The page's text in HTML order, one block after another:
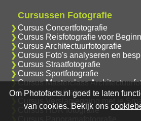
Cursussen Fotografie
Cursus Concertfotografie
Cursus Reisfotografie voor
Cursus Architectuurfotografie
Cursus Foto's analyseren en
Cursus Straatfotografie
Cursus Sportfotografie
Cursus Masterclass
Cursus Kleurbeheer
Cursus Verslaglegging met je
Cursus HDR fotografie
Om Photofacts.nl goed te laten
van cookies. Bekijk ons